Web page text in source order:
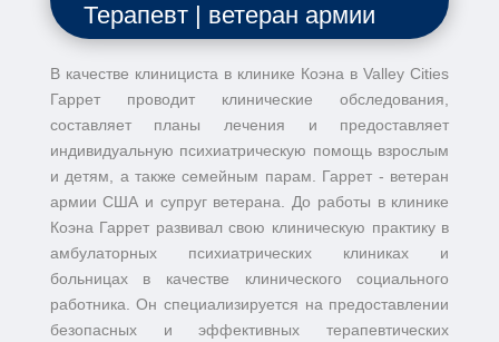
Терапевт | ветеран армии
В качестве клинициста в клинике Коэна в Valley Cities
Гаррет проводит клинические обследования,
составляет планы лечения и предоставляет
индивидуальную психиатрическую помощь взрослым
и детям, а также семейным парам. Гаррет - ветеран
армии США и супруг ветерана. До работы в клинике
Коэна Гаррет развивал свою клиническую практику в
амбулаторных психиатрических клиниках и
больницах в качестве клинического социального
работника. Он специализируется на предоставлении
безопасных и эффективных терапевтических